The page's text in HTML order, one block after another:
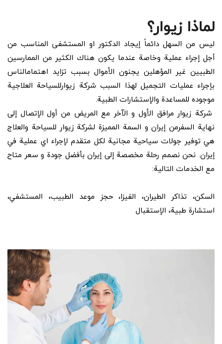
لماذا زيوار؟
ليس من السهل دائماً إيجاد الدكتور او المستشفى المناسب من
أجل إجراء عملية وخاصة عندما يكون هناك الكثير من الممارسين
الطبيين غير المؤهلين يجنون الأموال بسبب تزايد اهتمامالناس
بإجراء عمليات التجميل لهذا السبب شركة زيوارللسياحة العلاجية
موجوده للمساعدة والإستشارات الطبية.
شركة زيوار مرافق الأول و الآخر مع المريض من أول الإتصال إلى
نهاية السفرمن إيران و السمة المميزة لشرکة زيوار للسياحة والعلاج
هي توفير جولات سياحية مجانية لکل متقدم لإجراء اي عملية في
إيران. نحن نصمم رحلة مخصصة إلى إيران بأفضل جودة و سعر متاح
مع الخدمات التالية:
السكن، تذاكر الطيران، الفيزا، حجز موعد الطبيب، المستشفي،
استشارة طبية، الإستقبال